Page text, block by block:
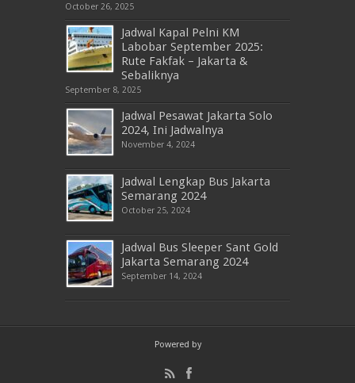
October 26, 2025
Jadwal Kapal Pelni KM
Labobar September 2025:
Rute Fakfak – Jakarta &
Sebaliknya
September 8, 2025
Jadwal Pesawat Jakarta Solo
2024, Ini Jadwalnya
November 4, 2024
Jadwal Lengkap Bus Jakarta
Semarang 2024
October 25, 2024
Jadwal Bus Sleeper Sant Gold
Jakarta Semarang 2024
September 14, 2024
Powered by